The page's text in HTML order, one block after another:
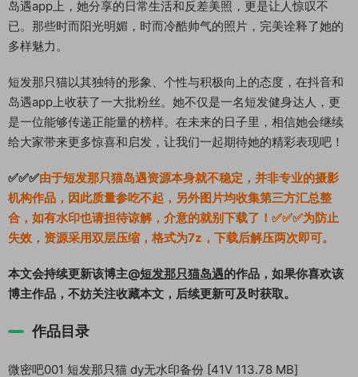
岛遇app上，她分享的日常生活和反差美照，更是让人惊叹不
已。那些时而阳光明媚，时而冷酷帅气的照片，完美诠释了她的
多样魅力。
短发那只猫以其独特的形象、个性与积极向上的态度，在抖音和
岛遇app上收获了一大批粉丝。她不仅是一名短发健身达人，更
是一位能够传递正能量的榜样。在未来的日子里，相信她会继续
给大家带来更多惊喜和启发，让我们一起期待她的精彩表现吧！
✅✅✅由于短发那只猫岛遇资源本身就不稳定，并非专业的摄影
机构作品，因此质量参吃不起，另外图片均收集第三方汇总整
合，如有水印也请担待谅解，介意的就别下载了！✅✅✅为防止
失效，资源采用双层压缩，格式为7z，下载后解压两次即可。
本文会持续更新该博主@短发那只猫岛遇的作品，如果你喜欢该
博主作品，不妨关注收藏本文，后续更新可及时获取。
作品目录
微密吧001 短发那只猫 dy无水印备份 [41V 113.78 MB]